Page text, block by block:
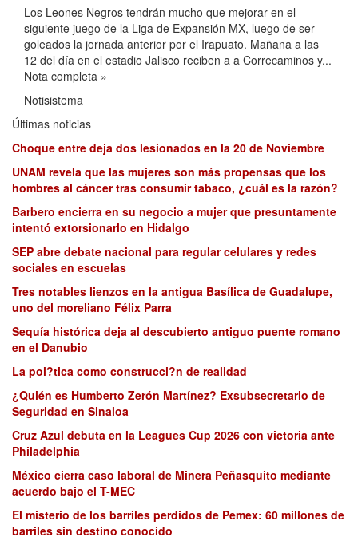
Los Leones Negros tendrán mucho que mejorar en el
siguiente juego de la Liga de Expansión MX, luego de ser
goleados la jornada anterior por el Irapuato. Mañana a las
12 del día en el estadio Jalisco reciben a a Correcaminos y...
Nota completa »
Notisistema
Últimas noticias
Choque entre deja dos lesionados en la 20 de Noviembre
UNAM revela que las mujeres son más propensas que los
hombres al cáncer tras consumir tabaco, ¿cuál es la razón?
Barbero encierra en su negocio a mujer que presuntamente
intentó extorsionarlo en Hidalgo
SEP abre debate nacional para regular celulares y redes
sociales en escuelas
Tres notables lienzos en la antigua Basílica de Guadalupe,
uno del moreliano Félix Parra
Sequía histórica deja al descubierto antiguo puente romano
en el Danubio
La pol?tica como construcci?n de realidad
¿Quién es Humberto Zerón Martínez? Exsubsecretario de
Seguridad en Sinaloa
Cruz Azul debuta en la Leagues Cup 2026 con victoria ante
Philadelphia
México cierra caso laboral de Minera Peñasquito mediante
acuerdo bajo el T-MEC
El misterio de los barriles perdidos de Pemex: 60 millones de
barriles sin destino conocido